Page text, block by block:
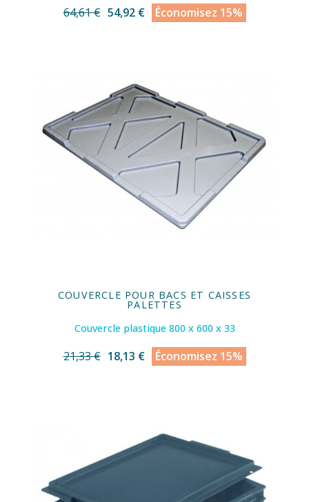
64,61 € 54,92 € Économisez 15%
COUVERCLE POUR BACS ET CAISSES
PALETTES
Couvercle plastique 800 x 600 x 33
21,33 € 18,13 € Économisez 15%